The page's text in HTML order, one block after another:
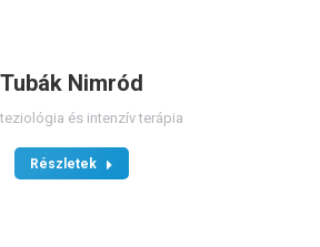
Tubák Nimród
és intenzív terápia
Részletek